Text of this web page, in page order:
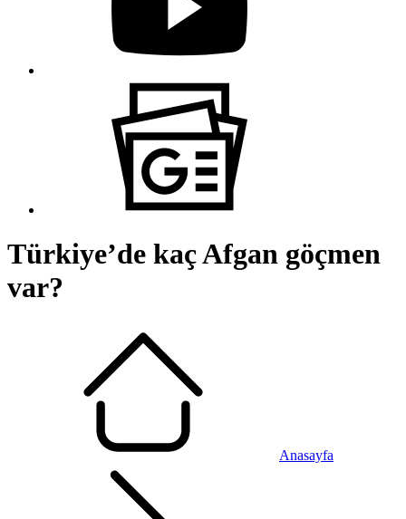
Türkiye’de kaç Afgan göçmen
var?
Anasayfa